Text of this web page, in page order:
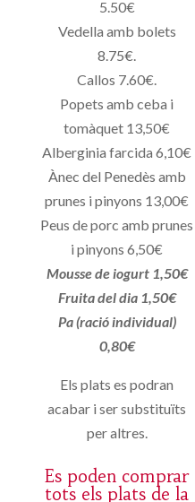
5.50€
Vedella amb bolets
8.75€.
Callos 7.60€.
Popets amb ceba i
tomàquet 13,50€
Alberginia farcida 6,10€
Ànec del Penedès amb
prunes i pinyons 13,00€
Peus de porc amb prunes
i pinyons 6,50€
Mousse de iogurt 1,50€
Fruita del dia 1,50€
Pa (ració individual)
0,80€
Els plats es podran
acabar i ser substituïts
per altres.
Es poden comprar
tots els plats de la